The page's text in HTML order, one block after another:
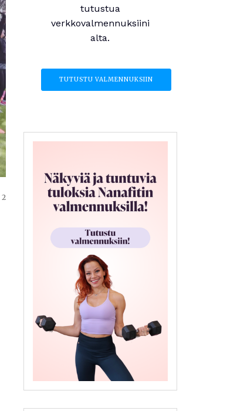
2
tutustua
verkkovalmennuksiini
alta.
TUTUSTU VALMENNUKSIIN